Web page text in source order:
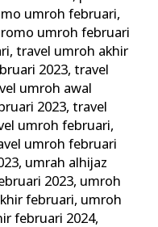
umroh februari,
umroh februari
,travel umroh akhir
2023,travel
umroh awal
2023,travel
umroh februari,
umroh februari
, umrah alhijaz
2023, umroh
februari, umroh
februari 2024,